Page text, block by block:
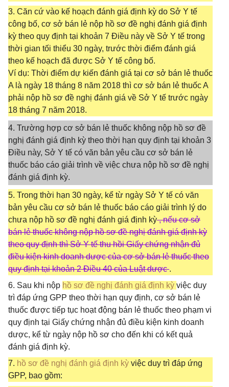
3. Căn cứ vào kế hoạch đánh giá định kỳ do Sở Y tế
công bố, cơ sở bán lẻ nộp hồ sơ đề nghị đánh giá định
kỳ theo quy định tại khoản 7 Điều này về Sở Y tế trong
thời gian tối thiểu 30 ngày, trước thời điểm đánh giá
theo kế hoạch đã được Sở Y tế công bố.
Ví dụ: Thời điểm dự kiến đánh giá tại cơ sở bán lẻ thuốc
A là ngày 18 tháng 8 năm 2018 thì cơ sở bán lẻ thuốc A
phải nộp hồ sơ đề nghị đánh giá về Sở Y tế trước ngày
18 tháng 7 năm 2018.
4. Trường hợp cơ sở bán lẻ thuốc không nộp hồ sơ đề
nghị đánh giá định kỳ theo thời hạn quy định tại khoản 3
Điều này, Sở Y tế có văn bản yêu cầu cơ sở bán lẻ
thuốc báo cáo giải trình về việc chưa nộp hồ sơ đề nghị
đánh giá định kỳ.
5. Trong thời hạn 30 ngày, kể từ ngày Sở Y tế có văn
bản yêu cầu cơ sở bán lẻ thuốc báo cáo giải trình lý do
chưa nộp hồ sơ đề nghị đánh giá định kỳ, nếu cơ sở
bán lẻ thuốc không nộp hồ sơ đề nghị đánh giá định kỳ
theo quy định thì Sở Y tế thu hồi Giấy chứng nhận đủ
điều kiện kinh doanh dược của cơ sở bán lẻ thuốc theo
quy định tại khoản 2 Điều 40 của Luật dược.
6. Sau khi nộp hồ sơ đề nghị đánh giá định kỳ việc duy
trì đáp ứng GPP theo thời hạn quy định, cơ sở bán lẻ
thuốc được tiếp tục hoạt động bán lẻ thuốc theo phạm vi
quy định tại Giấy chứng nhận đủ điều kiện kinh doanh
dược, kể từ ngày nộp hồ sơ cho đến khi có kết quả
đánh giá định kỳ.
7. hồ sơ đề nghị đánh giá định kỳ việc duy trì đáp ứng
GPP, bao gồm: